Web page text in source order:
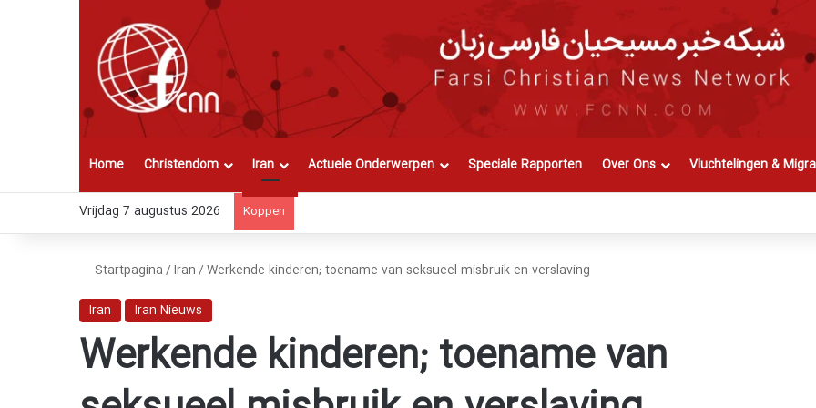
Home Christendom Iran Actuele Onderwerpen Speciale Rapporten Over Ons Vluchtelingen &
Vrijdag 7 augustus 2026 Koppen
Startpagina/Iran/Werkende kinderen; toename van seksueel misbruik en verslaving
Iran
Iran Nieuws
Werkende kinderen; toename van